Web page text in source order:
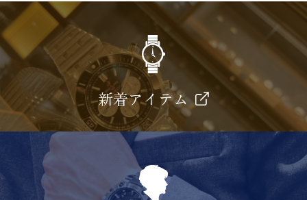
新着アイテム